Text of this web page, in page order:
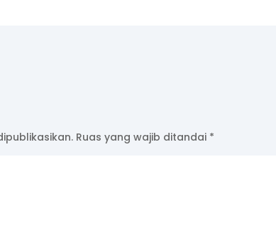
Ruas yang wajib ditandai *